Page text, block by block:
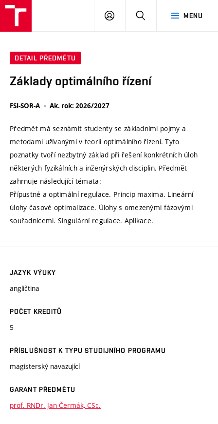
MENU
PŘIHLÁSIT
DETAIL PŘEDMĚTU
Základy optimálního řízení
FSI-SOR-A Ak. rok: 2026/2027
Předmět má seznámit studenty se základními pojmy a
metodami užívanými v teorii optimálního řízení. Tyto
poznatky tvoří nezbytný základ při řešení konkrétních úloh
některých fyzikálních a inženýrských disciplin. Předmět
zahrnuje následující témata:
Přípustné a optimální regulace. Princip maxima. Lineární
úlohy časové optimalizace. Úlohy s omezenými fázovými
souřadnicemi. Singulární regulace. Aplikace.
JAZYK VÝUKY
angličtina
POČET KREDITŮ
5
PŘÍSLUŠNOST K TYPU STUDIJNÍHO PROGRAMU
magisterský navazující
GARANT PŘEDMĚTU
prof. RNDr. Jan Čermák, CSc.